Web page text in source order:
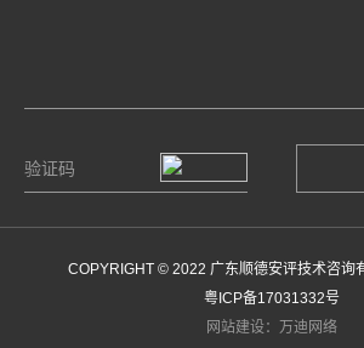
COPYRIGHT © 2022 广东顺德安评技术咨询
粤ICP备17031332号
网站建设：万迪网络